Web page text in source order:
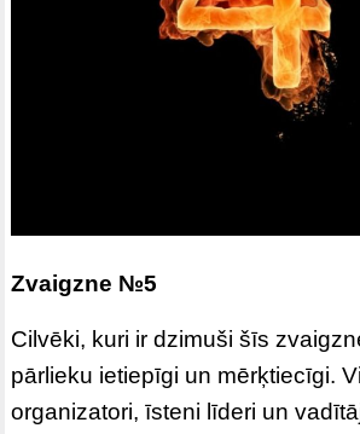
Zvaigzne №5
Cilvēki, kuri ir dzimuši šīs
pārlieku ietiepīgi un mērķtiecīgi.
organizatori, īsteni līderi un